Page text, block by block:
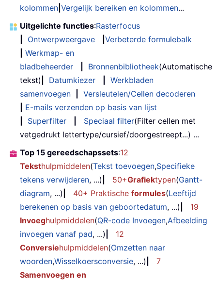
kolommen Vergelijk bereiken en kolommen...
Uitgelichte functies:Rasterfocus
Ontwerpweergave
Verbeterde formulebalk
Werkmap- en
bladbeheerder
Bronnenbibliotheek(Automatische
tekst)
Datumkiezer
Werkbladen
samenvoegen
Versleutelen/Cellen decoderen
E-mails verzenden op basis van lijst
Superfilter Speciaal filter(Filter cellen met
vetgedrukt lettertype/cursief/doorgestreept...) ...
Top 15 gereedschapssets:12
Teksthulpmiddelen(Tekst toevoegen,Specifieke
tekens verwijderen, ...) 50+Grafiektypen(Gantt-
diagram, ...) 40+ Praktische formules(Leeftijd
berekenen op basis van geboortedatum, ...)
19
Invoeghulpmiddelen(QR-code Invoegen,Afbeelding
invoegen vanaf pad, ...)
12
Conversiehulpmiddelen(Omzetten naar
woorden,Wisselkoersconversie, ...)
7
Samenvoegen en